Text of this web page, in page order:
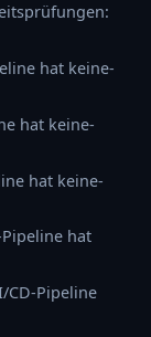
hat keine-
hat keine-
hat keine-
hat
CD-Pipeline